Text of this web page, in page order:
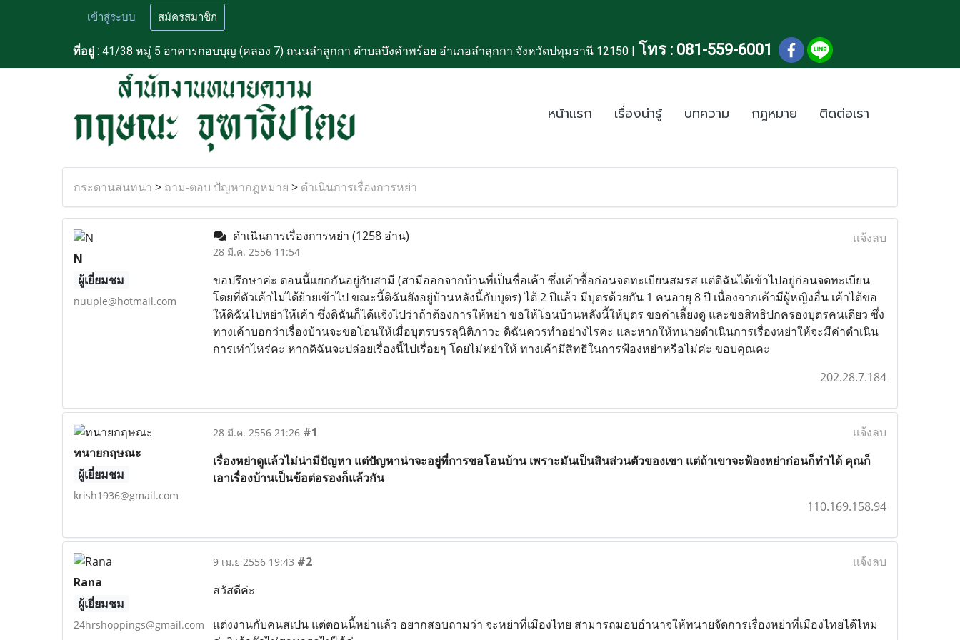
เข้าสู่ระบบ สมัครสมาชิก
ที่อยู่ : 41/38 หมู่ 5 อาคารกอบบุญ (คลอง 7) ถนนลำลูกกา ตำบลบึงคำพร้อย อำเภอลำลุกกา จังหวัดปทุมธานี 12150 | โทร : 081-559-6001
หน้าแรก เรื่องน่ารู้ บทความ กฎหมาย ติดต่อเรา
กระดานสนทนา > ถาม-ตอบ ปัญหากฎหมาย > ดำเนินการเรื่องการหย่า
N
ผู้เยี่ยมชม
nuuple@hotmail.com
ดำเนินการเรื่องการหย่า (1258 อ่าน)
28 มี.ค. 2556 11:54
แจ้งลบ
ขอปรึกษาค่ะ ตอนนี้แยกกันอยู่กับสามี (สามีออกจากบ้านที่เป็นชื่อเค้า ซึ่งเค้าซื้อก่อนจดทะเบียนสมรส แต่ดิฉันได้เข้าไปอยู่ก่อนจดทะเบียน
โดยที่ตัวเค้าไม่ได้ย้ายเข้าไป ขณะนี้ดิฉันยังอยู่บ้านหลังนี้กับบุตร) ได้ 2 ปีแล้ว มีบุตรด้วยกัน 1 คนอายุ 8 ปี เนื่องจากเค้ามีผู้หญิงอื่น เค้าได้ขอ
ให้ดิฉันไปหย่าให้เค้า ซึ่งดิฉันก็ได้แจ้งไปว่าถ้าต้องการให้หย่า ขอให้โอนบ้านหลังนี้ให้บุตร ขอค่าเลี้ยงดู และขอสิทธิปกครองบุตรคนเดียว ซึ่ง
ทางเค้าบอกว่าเรื่องบ้านจะขอโอนให้เมื่อบุตรบรรลุนิติภาวะ ดิฉันควรทำอย่างไรคะ และหากให้ทนายดำเนินการเรื่องหย่าให้จะมีค่าดำเนิน
การเท่าไหร่คะ หากดิฉันจะปล่อยเรื่องนี้ไปเรื่อยๆ โดยไม่หย่าให้ ทางเค้ามีสิทธิในการฟ้องหย่าหรือไม่ค่ะ ขอบคุณคะ
202.28.7.184
ทนายกฤษณะ
ผู้เยี่ยมชม
krish1936@gmail.com
28 มี.ค. 2556 21:26 #1
แจ้งลบ
เรื่องหย่าดูแล้วไม่น่ามีปัญหา แต่ปัญหาน่าจะอยู่ที่การขอโอนบ้าน เพราะมันเป็นสินส่วนตัวของเขา แต่ถ้าเขาจะฟ้องหย่าก่อนก็ทำได้ คุณก็
เอาเรื่องบ้านเป็นข้อต่อรองก็แล้วกัน
110.169.158.94
Rana
ผู้เยี่ยมชม
24hrshoppings@gmail.com
9 เม.ย 2556 19:43 #2
แจ้งลบ
สวัสดีค่ะ
แต่งงานกับคนสเปน แต่ตอนนี้หย่าแล้ว อยากสอบถามว่า จะหย่าที่เมืองไทย สามารถมอบอำนาจให้ทนายจัดการเรื่องหย่าที่เมืองไทยได้ไหม